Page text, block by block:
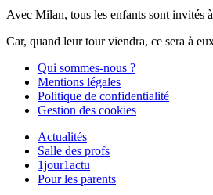
Avec Milan, tous les enfants sont invités
Car, quand leur tour viendra, ce sera à
Qui sommes-nous ?
Mentions légales
Politique de confidentialité
Gestion des cookies
Actualités
Salle des profs
1jour1actu
Pour les parents